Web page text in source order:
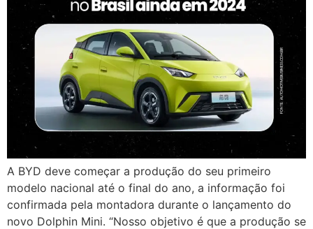
A BYD deve começar a produção do seu primeiro
modelo nacional até o final do ano, a informação foi
confirmada pela montadora durante o lançamento do
novo Dolphin Mini. “Nosso objetivo é que a produção se